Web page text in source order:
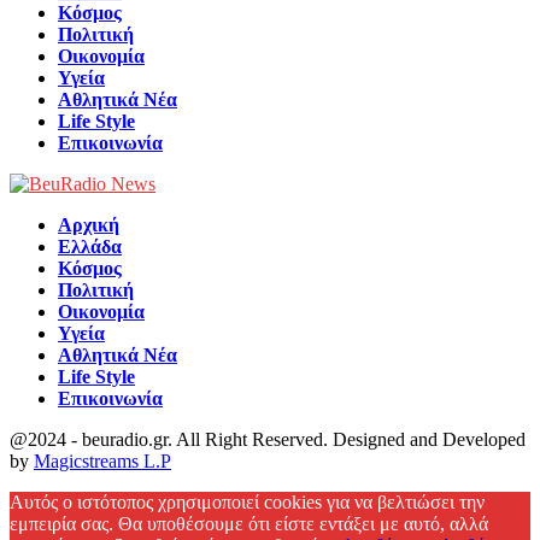
Κόσμος
Πολιτική
Οικονομία
Υγεία
Αθλητικά Νέα
Life Style
Επικοινωνία
Αρχική
Ελλάδα
Κόσμος
Πολιτική
Οικονομία
Υγεία
Αθλητικά Νέα
Life Style
Επικοινωνία
@2024 - beuradio.gr. All Right Reserved. Designed and Developed
by Magicstreams L.P
Αυτός ο ιστότοπος χρησιμοποιεί cookies για να βελτιώσει την
εμπειρία σας. Θα υποθέσουμε ότι είστε εντάξει με αυτό, αλλά